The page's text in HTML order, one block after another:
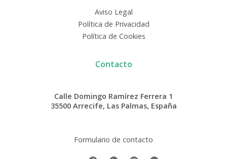
Aviso Legal
Política de Privacidad
Política de Cookies
Contacto
Calle Domingo Ramírez Ferrera 1
35500 Arrecife, Las Palmas, España
Formulario de contacto